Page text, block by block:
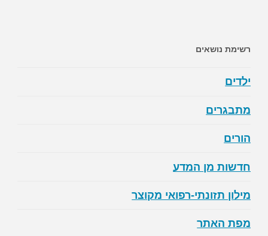
רשימת נושאים
ילדים
מתבגרים
הורים
חדשות מן המדע
מילון תזונתי-רפואי מקוצר
מפת האתר